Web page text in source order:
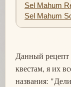
Sel Mahum
Sel Mahum
Данный
квестам, я их
названия: